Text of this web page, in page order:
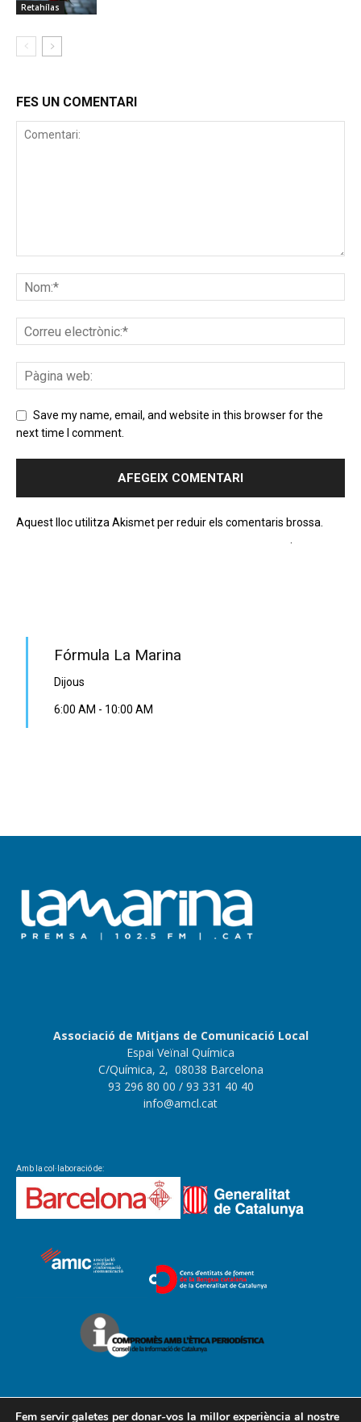
Retahílas
FES UN COMENTARI
Save my name, email, and website in this browser for the
next time I comment.
Aquest lloc utilitza Akismet per reduir els comentaris brossa.
Fórmula La Marina
Dijous
6:00 AM - 10:00 AM
Associació de Mitjans de Comunicació Local
Espai Veïnal Química
C/Química, 2, 08038 Barcelona
93 296 80 00 / 93 331 40 40
info@amcl.cat
Amb la col·laboració de:
Fem servir galetes per donar-vos la millor experiència al nostre